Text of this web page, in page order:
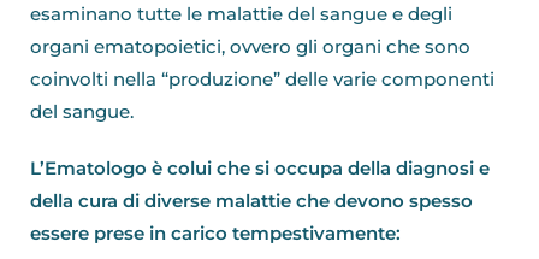
esaminano tutte le malattie del sangue e degli
organi ematopoietici, ovvero gli organi che sono
coinvolti nella “produzione” delle varie componenti
del sangue.
L’Ematologo è colui che si occupa della diagnosi e
della cura di diverse malattie che devono spesso
essere prese in carico tempestivamente: